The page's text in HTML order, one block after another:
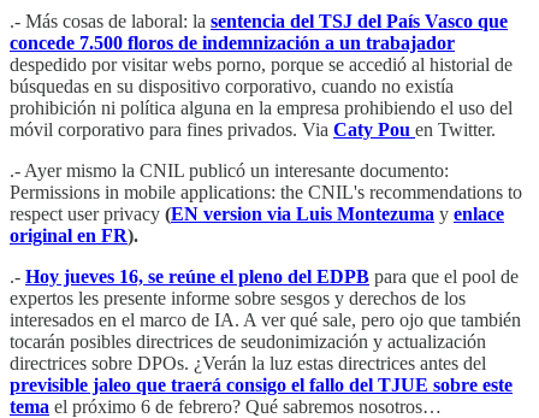
.- Más cosas de laboral: la sentencia del TSJ del País Vasco que
concede 7.500 floros de indemnización a un trabajador
despedido por visitar webs porno, porque se accedió al historial de
búsquedas en su dispositivo corporativo, cuando no existía
prohibición ni política alguna en la empresa prohibiendo el uso del
móvil corporativo para fines privados. Via Caty Pou en Twitter.
.- Ayer mismo la CNIL publicó un interesante documento:
Permissions in mobile applications: the CNIL's recommendations to
respect user privacy (EN version via Luis Montezuma y enlace
original en FR).
.- Hoy jueves 16, se reúne el pleno del EDPB para que el pool de
expertos les presente informe sobre sesgos y derechos de los
interesados en el marco de IA. A ver qué sale, pero ojo que también
tocarán posibles directrices de seudonimización y actualización
directrices sobre DPOs. ¿Verán la luz estas directrices antes del
previsible jaleo que traerá consigo el fallo del TJUE sobre este
tema el próximo 6 de febrero? Qué sabremos nosotros…